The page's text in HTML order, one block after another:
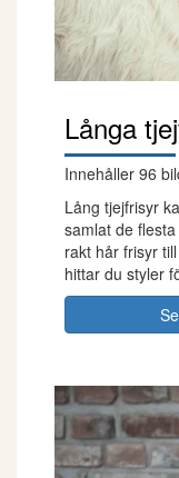
Långa
Innehåller 96
Lång tjejfrisyr
samlat de
rakt hår frisyr
hittar du styler